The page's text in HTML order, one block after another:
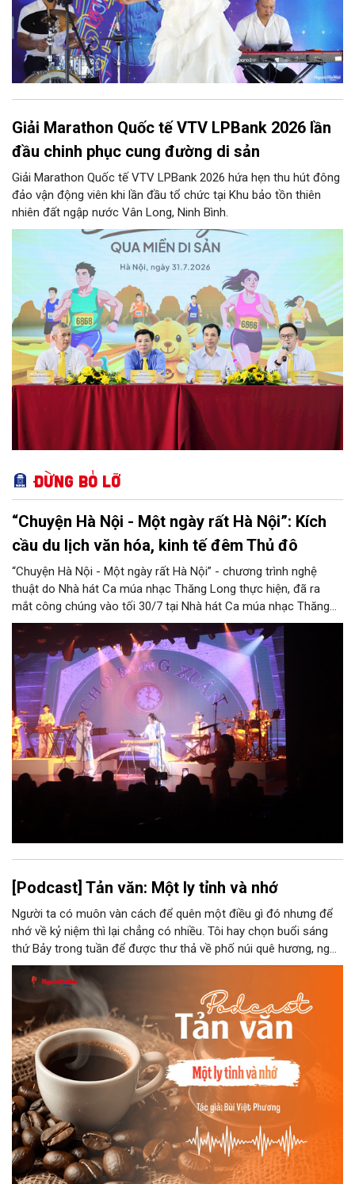
Giải Marathon Quốc tế VTV LPBank 2026 lần
đầu chinh phục cung đường di sản
Giải Marathon Quốc tế VTV LPBank 2026 hứa hẹn thu hút đông
đảo vận động viên khi lần đầu tổ chức tại Khu bảo tồn thiên
nhiên đất ngập nước Vân Long, Ninh Bình.
Đừng bỏ lỡ
“Chuyện Hà Nội - Một ngày rất Hà Nội”: Kích
cầu du lịch văn hóa, kinh tế đêm Thủ đô
“Chuyện Hà Nội - Một ngày rất Hà Nội” - chương trình nghệ
thuật do Nhà hát Ca múa nhạc Thăng Long thực hiện, đã ra
mắt công chúng vào tối 30/7 tại Nhà hát Ca múa nhạc Thăng
Long (số 31 - 33 phố Lương Văn Can, phường Hoàn Kiếm).
[Podcast] Tản văn: Một ly tỉnh và nhớ
Người ta có muôn vàn cách để quên một điều gì đó nhưng để
nhớ về kỷ niệm thì lại chẳng có nhiều. Tôi hay chọn buổi sáng
thứ Bảy trong tuần để được thư thả về phố núi quê hương, ngồi
đợi giọt đắng của đất đai, mưa nắng điểm từng nhịp xuống
chiếc ly sứ như đợi thời gian mở cánh cửa diệu kì của mình.